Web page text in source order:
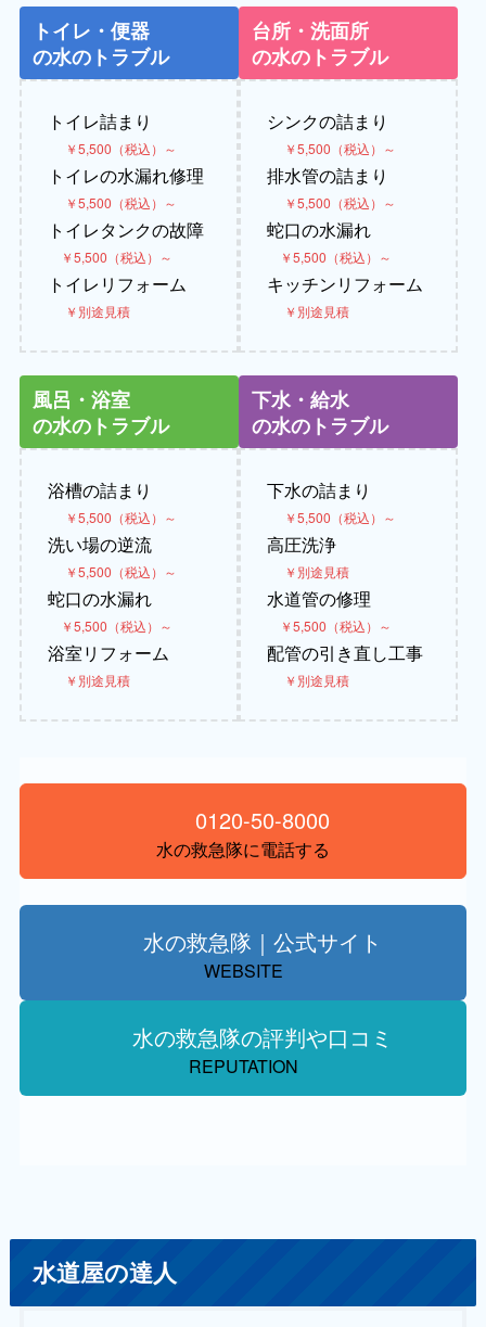
トイレ・便器
の水のトラブル
トイレ詰まり
￥5,500（税込）～
トイレの水漏れ修理
￥5,500（税込）～
トイレタンクの故障
￥5,500（税込）～
トイレリフォーム
￥別途見積
台所・洗面所
の水のトラブル
シンクの詰まり
￥5,500（税込）～
排水管の詰まり
￥5,500（税込）～
蛇口の水漏れ
￥5,500（税込）～
キッチンリフォーム
￥別途見積
風呂・浴室
の水のトラブル
浴槽の詰まり
￥5,500（税込）～
洗い場の逆流
￥5,500（税込）～
蛇口の水漏れ
￥5,500（税込）～
浴室リフォーム
￥別途見積
下水・給水
の水のトラブル
下水の詰まり
￥5,500（税込）～
高圧洗浄
￥別途見積
水道管の修理
￥5,500（税込）～
配管の引き直し工事
￥別途見積
0120-50-8000
水の救急隊に電話する
水の救急隊｜公式サイト
WEBSITE
水の救急隊の評判や口コミ
REPUTATION
水道屋の達人